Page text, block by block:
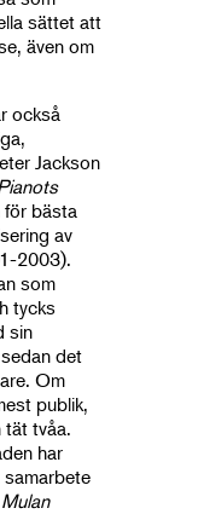
sättet att
även om
också
Jackson
bästa
av
2003).
som
tycks
sin
det
Om
publik,
tät tvåa.
har
Mulan